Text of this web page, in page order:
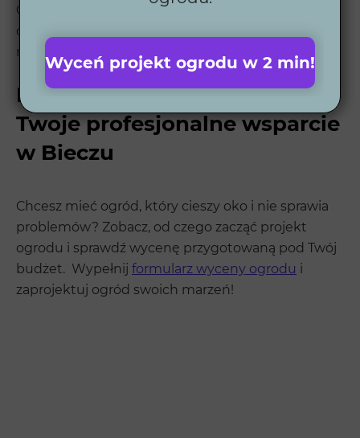
Chcesz dowiedzieć się więcej o tym w jaki sposób
działamy? Sprawdź jak przebiega dokładnie
nasze
Firma Wytwórnia Zieleni –
Twoje profesjonalne wsparcie
w Bieczu
Chcesz mieć ogród, który cieszy oko i nie sprawia
problemów? Zobacz, od czego zacząć projekt
ogrodu i sprawdź wycenę przygotowaną pod Twój
budżet. Wypełnij formularz wyceny ogrodu i
zaprojektuj ogród swoich marzeń!
Wyceń projekt ogrodu w 2 min!